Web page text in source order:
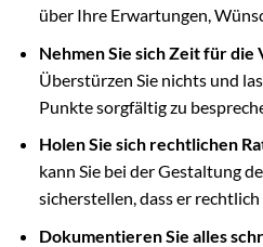
über Ihre Erwartungen,
Nehmen Sie sich Zeit für die
Überstürzen Sie nichts und
Punkte sorgfältig zu
Holen Sie sich rechtlichen
kann Sie bei der Gestaltung
sicherstellen, dass er
Dokumentieren Sie alles